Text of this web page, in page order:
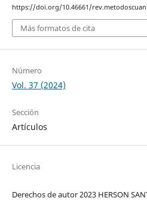
https://doi.org/10.46661/
Más formatos de cita
Número
Vol. 37 (2024)
Sección
Artículos
Licencia
Derechos de autor 2023 HERSON